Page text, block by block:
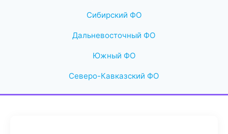
Сибирский ФО
Дальневосточный ФО
Южный ФО
Северо-Кавказский ФО